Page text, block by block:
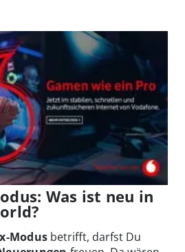
Was ist neu in
Modus betrifft, darfst Du